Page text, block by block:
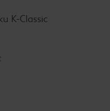
K-Classic